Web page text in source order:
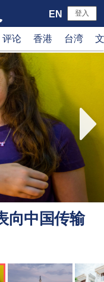
登入
EN
评论 香港 台湾
向中国传输